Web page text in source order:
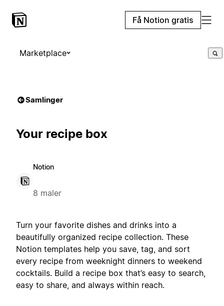
Få Notion gratis
Marketplace
Samlinger
Your recipe box
Notion
8 maler
Turn your favorite dishes and drinks into a
beautifully organized recipe collection. These
Notion templates help you save, tag, and sort
every recipe from weeknight dinners to weekend
cocktails. Build a recipe box that’s easy to search,
easy to share, and always within reach.